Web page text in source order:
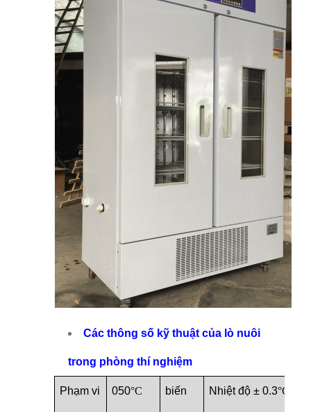
Các thông số kỹ thuật của lò nuôi
trong phòng thí nghiệm
Phạm vi 050°C biến Nhiệt độ ± 0.3°C